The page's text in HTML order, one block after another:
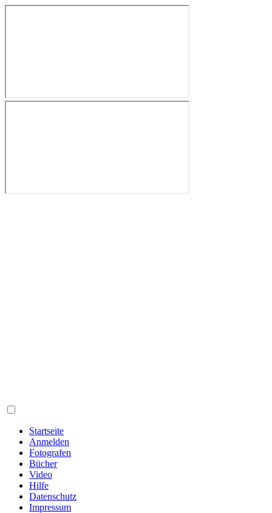
Startseite
Anmelden
Fotografen
Bücher
Video
Hilfe
Datenschutz
Impressum